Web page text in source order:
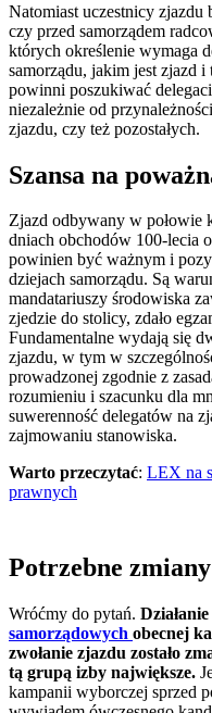
Natomiast uczestnicy zjazdu
czy przed samorządem
których określenie wymaga
samorządu, jakim jest zjazd
powinni poszukiwać
niezależnie od
zjazdu, czy też pozostałych.
Szansa na
Zjazd odbywany w połowie
dniach obchodów 100-lecia
powinien być ważnym i
dziejach samorządu. Są
mandatariuszy środowiska
zjedzie do stolicy, zdało
Fundamentalne wydają się
zjazdu, w tym w
prowadzonej zgodnie z
rozumieniu i szacunku dla
suwerenność delegatów na
zajmowaniu stanowiska.
Warto przeczytać: LEX na
prawnych
Potrzebne
Wróćmy do pytań. Działanie
samorządowych obecnej
zwołanie zjazdu zostało
tą grupą izby największe.
kampanii wyborczej sprzed